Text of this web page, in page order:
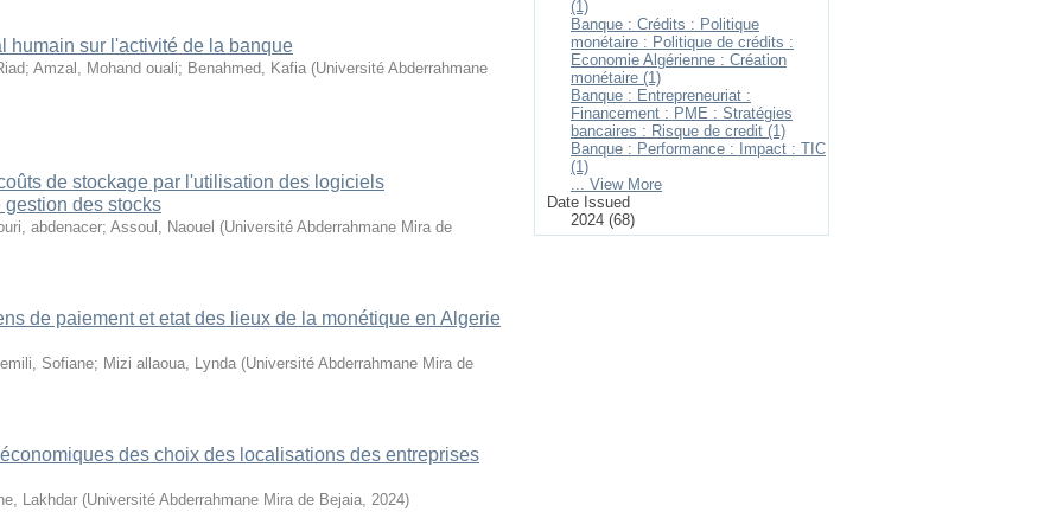
humain sur l'activité de la banque
; Amzal, Mohand ouali; Benahmed, Kafia (Université Abderrahmane
de stockage par l'utilisation des logiciels
des stocks
abdenacer; Assoul, Naouel (Université Abderrahmane Mira de
de paiement et etat des lieux de la monétique en Algerie
Sofiane; Mizi allaoua, Lynda (Université Abderrahmane Mira de
des choix des localisations des entreprises
Lakhdar (Université Abderrahmane Mira de Bejaia, 2024)
(1)
Banque : Crédits : Politique
monétaire : Politique de crédits :
Economie Algérienne : Création
monétaire (1)
Banque : Entrepreneuriat :
Financement : PME : Stratégies
bancaires : Risque de credit (1)
Banque : Performance : Impact : TIC
(1)
... View More
Date Issued
2024 (68)